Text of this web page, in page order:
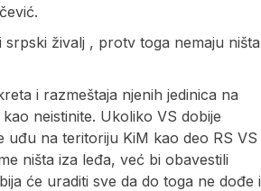
živalj , protv toga nemaju ništa
i razmeštaja njenih jedinica na
neistinite. Ukoliko VS dobije
na teritoriju KiM kao deo RS VS
ništa iza leđa, već bi obavestili
će uraditi sve da do toga ne dođe i